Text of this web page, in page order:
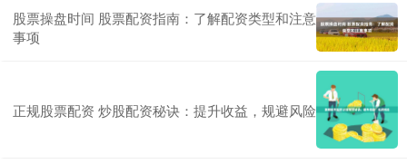
股票操盘时间 股票配资指南：了解配资类型和注意
事项
正规股票配资 炒股配资秘诀：提升收益，规避风险